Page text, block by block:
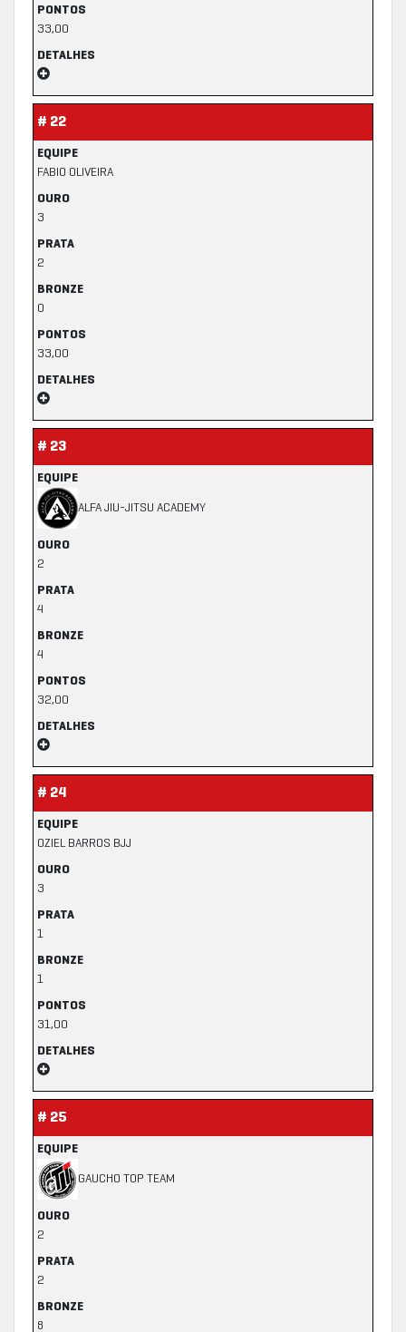
PONTOS
33,00
DETALHES
# 22
EQUIPE
FABIO OLIVEIRA
OURO
3
PRATA
2
BRONZE
0
PONTOS
33,00
DETALHES
# 23
EQUIPE
ALFA JIU-JITSU ACADEMY
OURO
2
PRATA
4
BRONZE
4
PONTOS
32,00
DETALHES
# 24
EQUIPE
OZIEL BARROS BJJ
OURO
3
PRATA
1
BRONZE
1
PONTOS
31,00
DETALHES
# 25
EQUIPE
GAUCHO TOP TEAM
OURO
2
PRATA
2
BRONZE
8